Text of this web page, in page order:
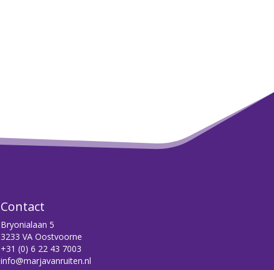
Contact
Bryonialaan 5
3233 VA Oostvoorne
+31 (0) 6 22 43 7003
info@marjavanruiten.nl